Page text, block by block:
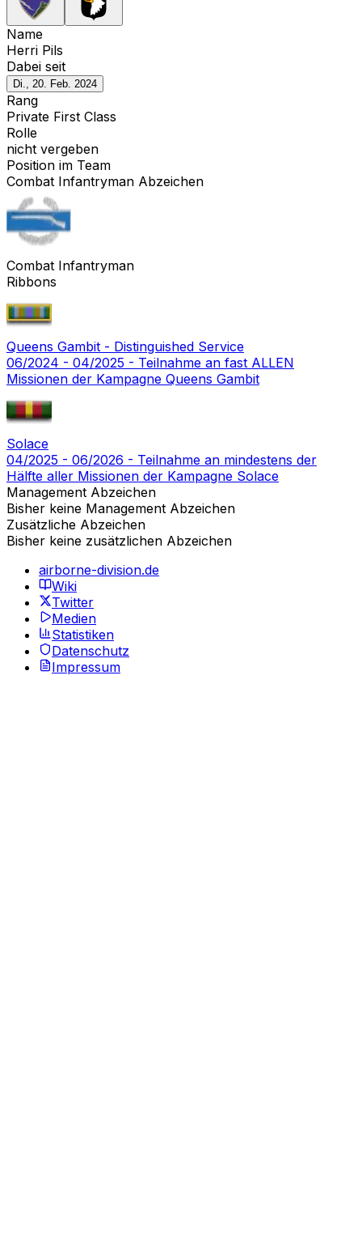
Name
Herri Pils
Dabei seit
Di., 20. Feb. 2024
Rang
Private First Class
Rolle
nicht vergeben
Position im Team
Combat Infantryman Abzeichen
Combat Infantryman
Ribbons
Queens Gambit - Distinguished Service
06/2024 - 04/2025 - Teilnahme an fast ALLEN
Missionen der Kampagne Queens Gambit
Solace
04/2025 - 06/2026 - Teilnahme an mindestens der
Hälfte aller Missionen der Kampagne Solace
Management Abzeichen
Bisher keine Management Abzeichen
Zusätzliche Abzeichen
Bisher keine zusätzlichen Abzeichen
airborne-division.de
Wiki
Twitter
Medien
Statistiken
Datenschutz
Impressum